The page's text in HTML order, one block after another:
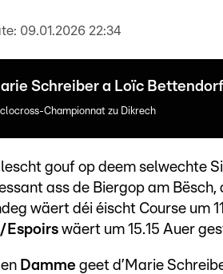
09.01.2026 22:34
Schreiber a Loïc
Championnat zu Dikrech
gouf op deem selwechte
ass de Biergop am
wäert déi éischt Course um
Espoirs wäert um 15.15 Auer
Damme geet d’Marie